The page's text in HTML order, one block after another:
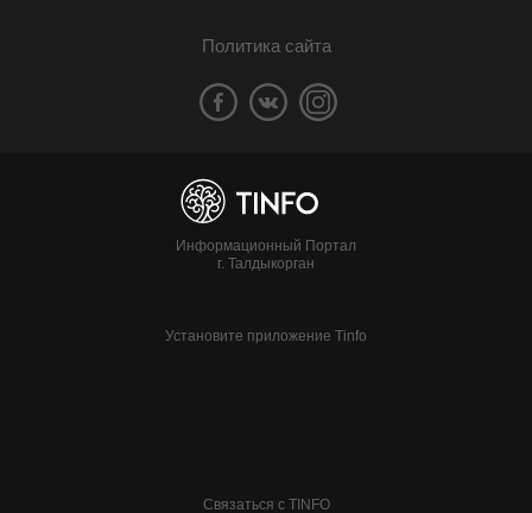
Политика сайта
Информационный Портал
г. Талдыкорган
Установите приложение Tinfo
Связаться с TINFO